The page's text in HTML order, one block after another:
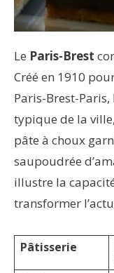
Le Paris-Brest
Créé en 1910
Paris-Brest-
typique de la
pâte à choux
saupoudrée
illustre la
transformer
Pâtisserie